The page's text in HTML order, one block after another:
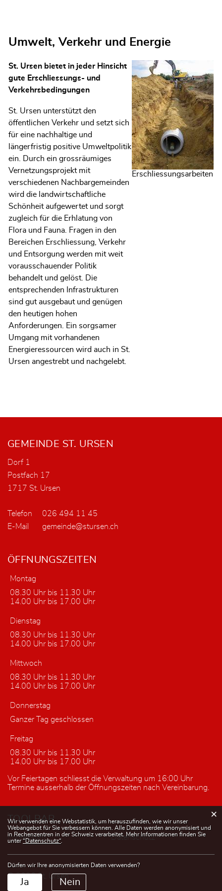
Umwelt, Verkehr und Energie
St. Ursen bietet in jeder Hinsicht
gute Erschliessungs- und
Verkehrsbedingungen
St. Ursen unterstützt den
öffentlichen Verkehr und setzt sich
für eine nachhaltige und
längerfristig positive Umweltpolitik
ein. Durch ein grossräumiges
Vernetzungsprojekt mit
verschiedenen Nachbargemeinden
wird die landwirtschaftliche
Schönheit aufgewertet und sorgt
zugleich für die Erhlatung von
Flora und Fauna. Fragen in den
Bereichen Erschliessung, Verkehr
und Entsorgung werden mit weit
vorausschauender Politik
behandelt und gelöst. Die
entsprechenden Infrastrukturen
sind gut ausgebaut und genügen
den heutigen hohen
Anforderungen. Ein sorgsamer
Umgang mit vorhandenen
Energieressourcen wird auch in St.
Ursen angestrebt und nachgelebt.
Erschliessungsarbeiten
Fusszeile
GEMEINDE ST. URSEN
Dorf 1
Postfach 17
1717 St. Ursen
Telefon
026 494 11 45
E-Mail
gemeinde@stursen.ch
ÖFFNUNGSZEITEN
Montag
08.30 Uhr bis 11.30 Uhr
14.00 Uhr bis 17.00 Uhr
Dienstag
08.30 Uhr bis 11.30 Uhr
14.00 Uhr bis 17.00 Uhr
Mittwoch
08.30 Uhr bis 11.30 Uhr
14.00 Uhr bis 17.00 Uhr
Donnerstag
Ganzer Tag geschlossen
Freitag
08.30 Uhr bis 11.30 Uhr
14.00 Uhr bis 17.00 Uhr
Vor Feiertagen schliesst die Verwaltung um 16:00 Uhr
Termine ausserhalb der Öffnungszeiten nach Vereinbarung.
TOOLBAR
Impressum Datenschutz
© 2026 St. Ursen
Webstatistik
Wir verwenden eine Webstatistik, um herauszufinden, wie wir unser
Webangebot für Sie verbessern können. Alle Daten werden anonymisiert und
in Rechenzentren in der Schweiz verarbeitet. Mehr Informationen finden Sie
unter“Datenschutz“.
Dürfen wir Ihre anonymisierten Daten verwenden?
Ja Nein
×